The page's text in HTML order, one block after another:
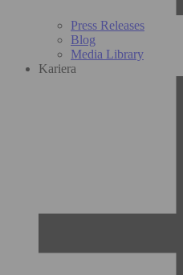
Press Releases
Blog
Media Library
Kariera